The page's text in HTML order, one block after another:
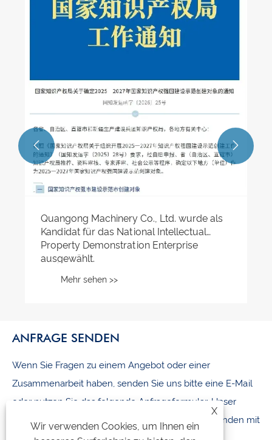
Wie können die häufigsten Fehlerarten in
Blockmaschinenformen verhindert
werden?
 
ANFRAGE SENDEN
Wenn Sie Fragen zu einem Angebot oder einer
Zusammenarbeit haben, senden Sie uns bitte eine E-Mail
oder nutzen Sie das folgende Anfrageformular. Unser
Vertriebsmitarbeiter wird sich innerhalb von 24 Stunden mit
X
Wir verwenden Cookies, um Ihnen ein